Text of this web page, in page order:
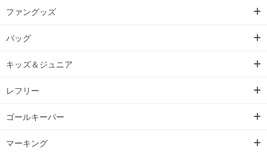
ファングッズ
バッグ
キッズ＆ジュニア
レフリー
ゴールキーパー
マーキング